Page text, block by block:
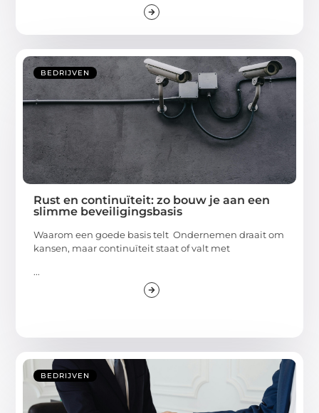
BEDRIJVEN
Rust en continuïteit: zo bouw je aan een
slimme beveiligingsbasis
Waarom een goede basis telt Ondernemen draait om
kansen, maar continuïteit staat of valt met
...
BEDRIJVEN